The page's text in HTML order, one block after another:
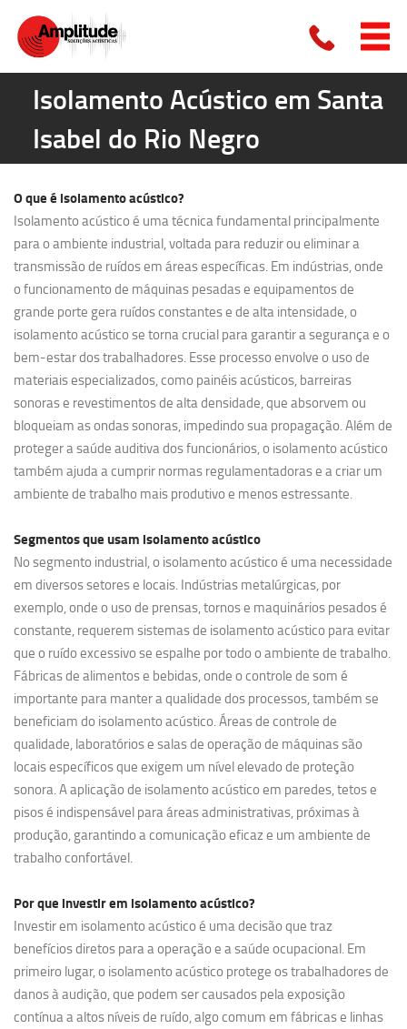
Isolamento Acústico em Santa
Isabel do Rio Negro
O que é isolamento acústico?
Isolamento acústico é uma técnica fundamental principalmente
para o ambiente industrial, voltada para reduzir ou eliminar a
transmissão de ruídos em áreas específicas. Em indústrias, onde
o funcionamento de máquinas pesadas e equipamentos de
grande porte gera ruídos constantes e de alta intensidade, o
isolamento acústico se torna crucial para garantir a segurança e o
bem-estar dos trabalhadores. Esse processo envolve o uso de
materiais especializados, como painéis acústicos, barreiras
sonoras e revestimentos de alta densidade, que absorvem ou
bloqueiam as ondas sonoras, impedindo sua propagação. Além de
proteger a saúde auditiva dos funcionários, o isolamento acústico
também ajuda a cumprir normas regulamentadoras e a criar um
ambiente de trabalho mais produtivo e menos estressante.
Segmentos que usam isolamento acústico
No segmento industrial, o isolamento acústico é uma necessidade
em diversos setores e locais. Indústrias metalúrgicas, por
exemplo, onde o uso de prensas, tornos e maquinários pesados é
constante, requerem sistemas de isolamento acústico para evitar
que o ruído excessivo se espalhe por todo o ambiente de trabalho.
Fábricas de alimentos e bebidas, onde o controle de som é
importante para manter a qualidade dos processos, também se
beneficiam do isolamento acústico. Áreas de controle de
qualidade, laboratórios e salas de operação de máquinas são
locais específicos que exigem um nível elevado de proteção
sonora. A aplicação de isolamento acústico em paredes, tetos e
pisos é indispensável para áreas administrativas, próximas à
produção, garantindo a comunicação eficaz e um ambiente de
trabalho confortável.
Por que investir em isolamento acústico?
Investir em isolamento acústico é uma decisão que traz
benefícios diretos para a operação e a saúde ocupacional. Em
primeiro lugar, o isolamento acústico protege os trabalhadores de
danos à audição, que podem ser causados pela exposição
contínua a altos níveis de ruído, algo comum em fábricas e linhas